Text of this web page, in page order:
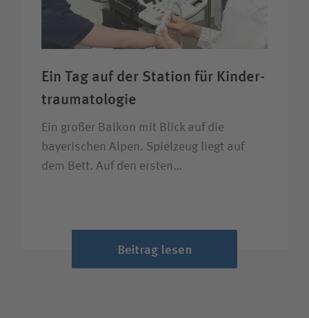
Ein Tag auf der Station für Kinder­
trauma­tologie
Ein großer Balkon mit Blick auf die
bayerischen Alpen. Spielzeug liegt auf
dem Bett. Auf den ersten…
Beitrag lesen